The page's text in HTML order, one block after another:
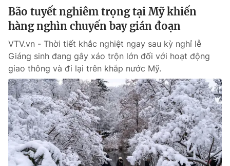
Bão tuyết nghiêm trọng tại Mỹ khiến
hàng nghìn chuyến bay gián đoạn
VTV.vn - Thời tiết khắc nghiệt ngay sau kỳ nghỉ lễ
Giáng sinh đang gây xáo trộn lớn đối với hoạt động
giao thông và đi lại trên khắp nước Mỹ.